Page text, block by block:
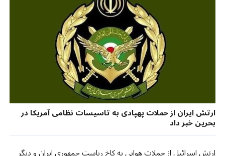
ارتش ایران از حملات پهپادی به تاسیسات نظامی آمریکا در
بحرین خبر داد